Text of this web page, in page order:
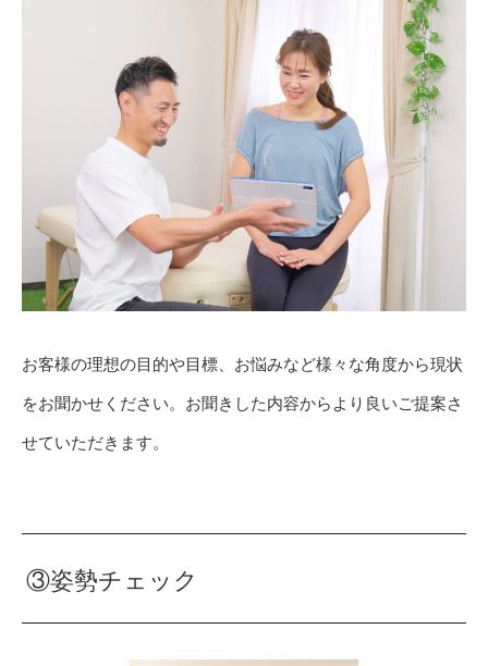
お客様の理想の目的や目標、お悩みなど様々な角度から現状
をお聞かせください。お聞きした内容からより良いご提案さ
せていただきます。
③姿勢チェック